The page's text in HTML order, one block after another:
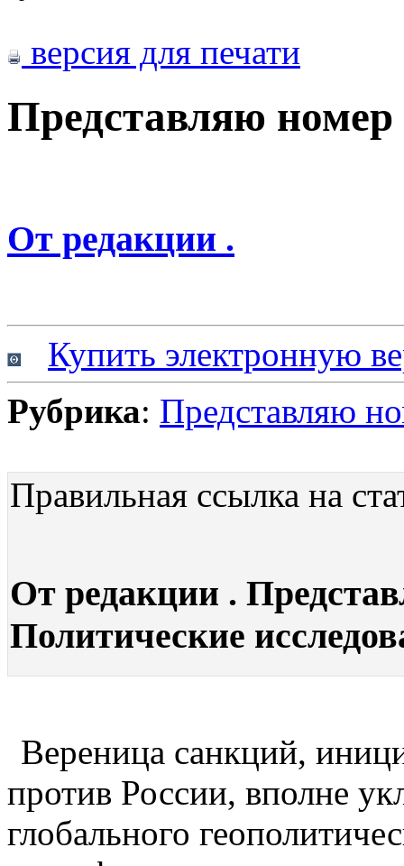
версия для печати
Представляю номер
От редакции .
Купить электронную
Рубрика: Представляю
Правильная ссылка на
От редакции .
Политические
Вереница санкций,
против России, вполне
глобального